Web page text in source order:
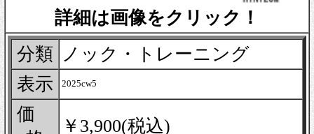
詳細は画像をクリック！
分類
ノック・トレーニング
表示
2025cw5
価
￥3,900(税込)